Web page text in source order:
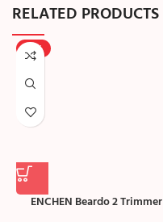
RELATED PRODUCTS
-20%
ENCHEN Beardo 2 Trimmer